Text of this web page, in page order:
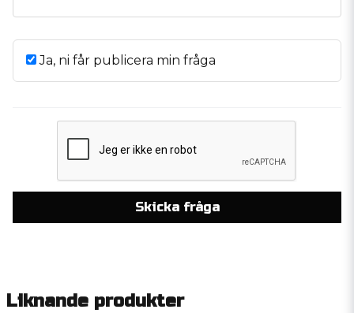
Ja, ni får publicera min fråga
Skicka fråga
Liknande produkter